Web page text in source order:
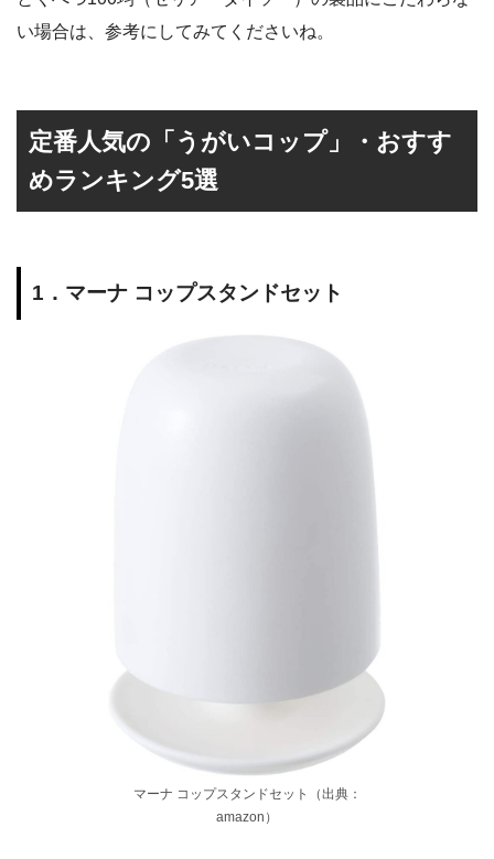
い場合は、参考にしてみてくださいね。
定番人気の「うがいコップ」・おすす
めランキング5選
1．マーナ コップスタンドセット
マーナ コップスタンドセット（出典：
amazon）